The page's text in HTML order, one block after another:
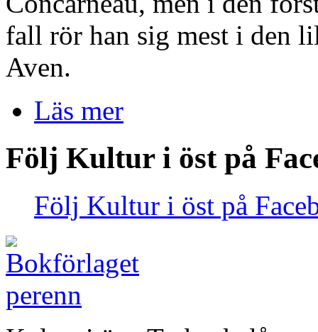
fall rör han sig mest i den
Aven.
Läs mer
Följ Kultur i öst på
Följ Kultur i öst på